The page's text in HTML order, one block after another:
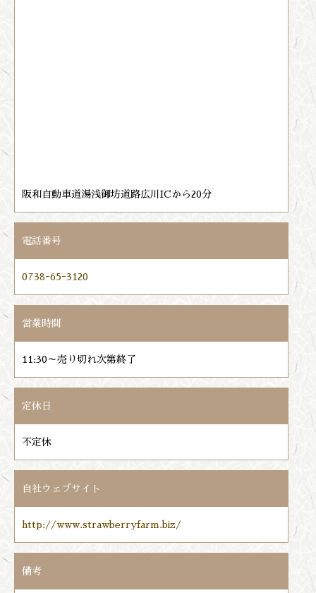
阪和自動車道湯浅御坊道路広川ICから20分
電話番号
0738ｰ65ｰ3120
営業時間
11:30～売り切れ次第終了
定休日
不定休
自社ウェブサイト
http://www.strawberryfarm.biz/
備考